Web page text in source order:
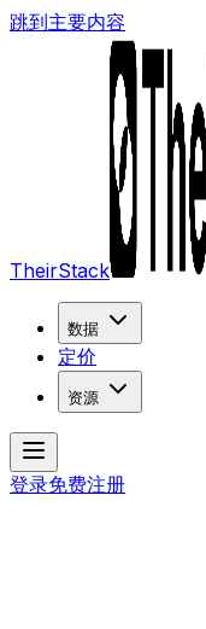
跳到主要内容
TheirStack
数据
定价
资源
登录免费注册